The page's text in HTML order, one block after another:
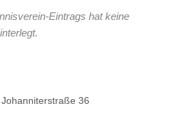
Eintrags hat keine
36